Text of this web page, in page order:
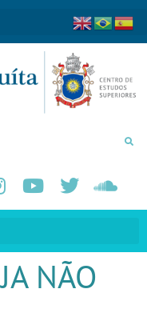
NÃO